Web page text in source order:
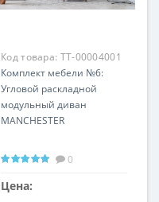
Код товара: TT-00004001
Комплект мебели №6:
Угловой раскладной
модульный диван
MANCHESTER
0
Цена: